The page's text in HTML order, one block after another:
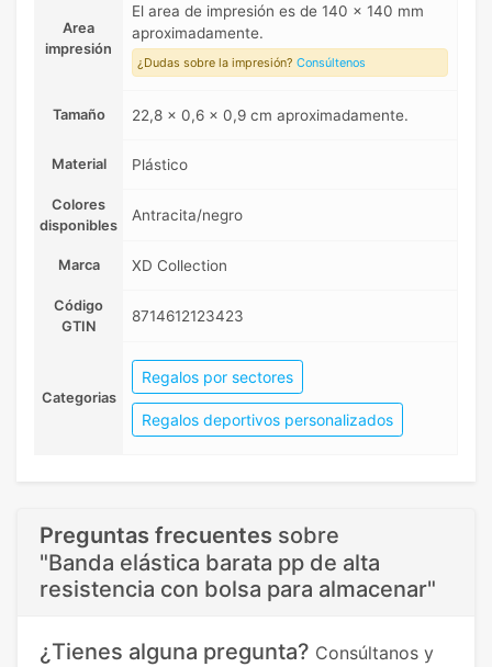
Area
impresión
El area de impresión es de 140 x 140 mm
aproximadamente.
¿Dudas sobre la impresión? Consúltenos
Tamaño 22,8 x 0,6 x 0,9 cm aproximadamente.
Material Plástico
Colores
disponibles
Antracita/negro
Marca XD Collection
Código
GTIN
8714612123423
Categorias
Regalos por sectores
Regalos deportivos personalizados
Preguntas frecuentes sobre
"Banda elástica barata pp de alta
resistencia con bolsa para almacenar"
¿Tienes alguna pregunta? Consúltanos y